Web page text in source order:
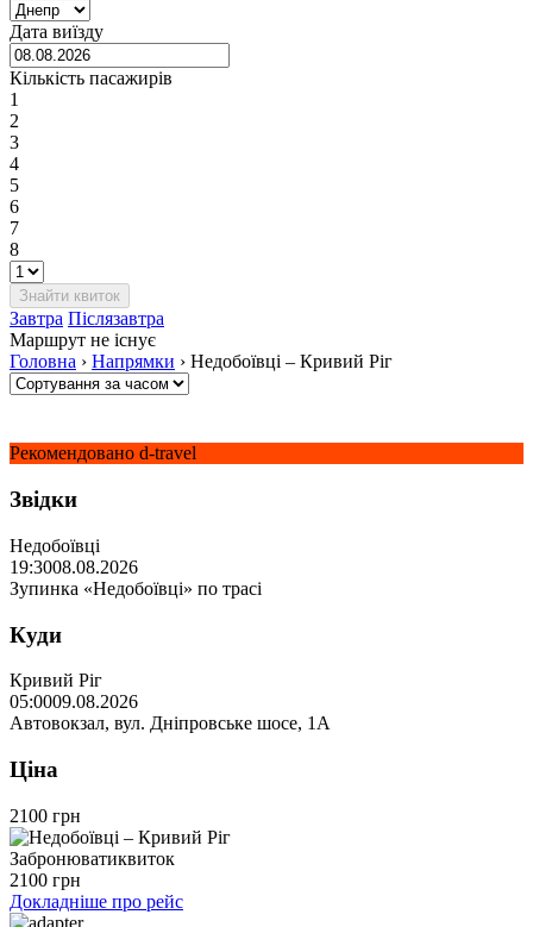
Дата виїзду
Кількість пасажирів
1
2
3
4
5
6
7
8
Завтра Післязавтра
Маршрут не існує
Головна › Напрямки › Недобоївці – Кривий Ріг
Рекомендовано d-travel
Звідки
Недобоївці
19:3008.08.2026
Зупинка «Недобоївці» по трасі
Куди
Кривий Ріг
05:0009.08.2026
Автовокзал, вул. Дніпровське шосе, 1А
Ціна
2100 грн
Забронюватиквиток
2100 грн
Докладніше про рейс